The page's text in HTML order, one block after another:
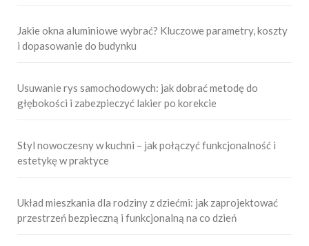
Jakie okna aluminiowe wybrać? Kluczowe parametry, koszty
i dopasowanie do budynku
Usuwanie rys samochodowych: jak dobrać metodę do
głębokości i zabezpieczyć lakier po korekcie
Styl nowoczesny w kuchni – jak połączyć funkcjonalność i
estetykę w praktyce
Układ mieszkania dla rodziny z dziećmi: jak zaprojektować
przestrzeń bezpieczną i funkcjonalną na co dzień